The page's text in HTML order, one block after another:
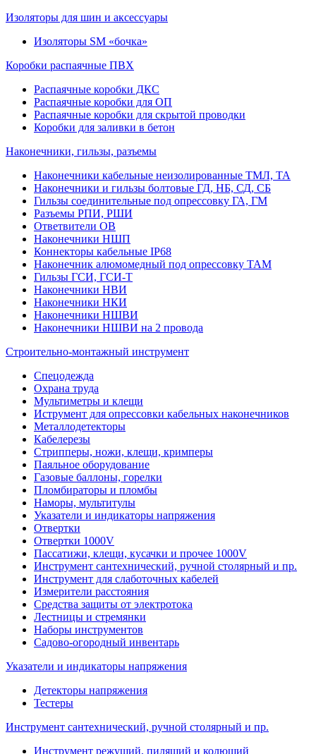
Изоляторы для шин и аксессуары
Изоляторы SM «бочка»
Коробки распаячные ПВХ
Распаячные коробки ДКС
Распаячные коробки для ОП
Распаячные коробки для скрытой проводки
Коробки для заливки в бетон
Наконечники, гильзы, разъемы
Наконечники кабельные неизолированные ТМЛ, ТА
Наконечники и гильзы болтовые ГД, НБ, СД, СБ
Гильзы соединительные под опрессовку ГА, ГМ
Разъемы РПИ, РШИ
Ответвители ОВ
Наконечники НШП
Коннекторы кабельные IP68
Наконечник алюмомедный под опрессовку ТАМ
Гильзы ГСИ, ГСИ-Т
Наконечники НВИ
Наконечники НКИ
Наконечники НШВИ
Наконечники НШВИ на 2 провода
Строительно-монтажный инструмент
Спецодежда
Охрана труда
Мультиметры и клещи
Иструмент для опрессовки кабельных наконечников
Металлодетекторы
Кабелерезы
Стрипперы, ножи, клещи, кримперы
Паяльное оборудование
Газовые баллоны, горелки
Пломбираторы и пломбы
Наморы, мультитулы
Указатели и индикаторы напряжения
Отвертки
Отвертки 1000V
Пассатижи, клещи, кусачки и прочее 1000V
Инструмент сантехнический, ручной столярный и пр.
Инструмент для слаботочных кабелей
Измерители расстояния
Средства защиты от электротока
Лестницы и стремянки
Наборы инструментов
Садово-огородный инвентарь
Указатели и индикаторы напряжения
Детекторы напряжения
Тестеры
Инструмент сантехнический, ручной столярный и пр.
Инструмент режущий, пилящий и колющий